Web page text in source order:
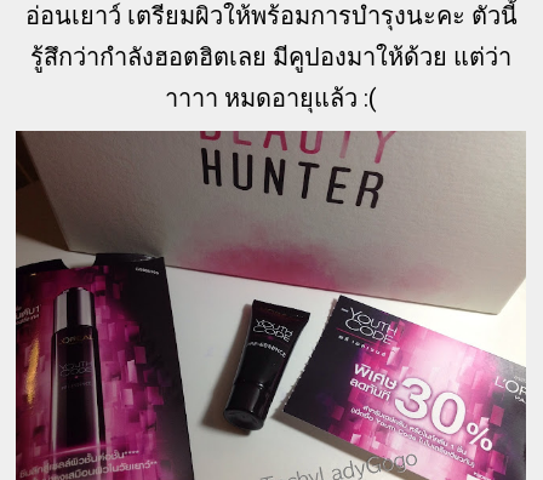
อ่อนเยาว์ เตรียมผิวให้พร้อมการบำรุงนะคะ ตัวนี้
รู้สึกว่ากำลังฮอตฮิตเลย มีคูปองมาให้ด้วย แต่ว่า
าาาา หมดอายุแล้ว :(